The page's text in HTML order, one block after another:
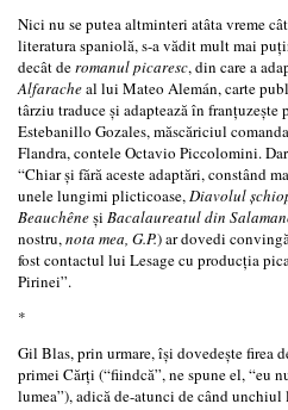
Nici nu se putea altminteri atâta vreme
literatura spaniolă, s-a vădit mult mai
decât deromanul picaresc, din care a
Alfaracheal lui Mateo Alemán, carte
târziu traduce şi adaptează în
Estebanillo Gozales, măscăriciul
Flandra, contele Octavio Piccolomini.
“Chiar şi fără aceste adaptări, constând
unele lungimi plicticoase,Diavolul
Beauchêneşi Bacalaureatul din
nostru,nota mea, G.P.) ar dovedi
fost contactul lui Lesage cu producţia
Pirinei”.
*
Gil Blas, prin urmare, îşi dovedeşte firea
primei Cărţi (“fiindcă”, ne spune el, “eu
lumea”), adică de-atunci de când